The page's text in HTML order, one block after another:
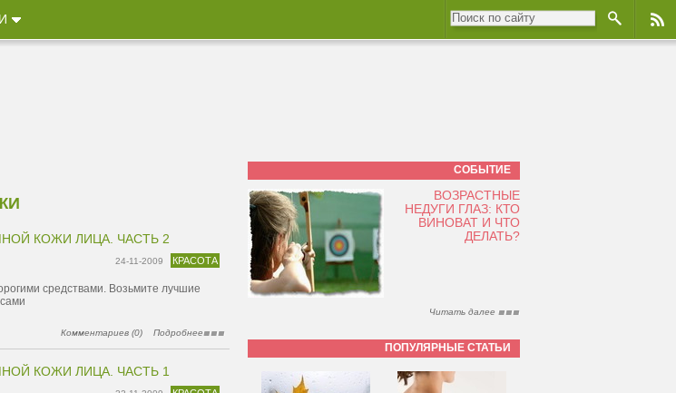
КОЖИ ЛИЦА. ЧАСТЬ 2
КРАСОТА
24-11-2009
средствами. Возьмите лучшие
Комментариев (0) Подробнее
КОЖИ ЛИЦА. ЧАСТЬ 1
СОБЫТИЕ
ВОЗРАСТНЫЕ
НЕДУГИ ГЛАЗ: КТО
ВИНОВАТ И ЧТО
ДЕЛАТЬ?
Читать далее
ПОПУЛЯРНЫЕ СТАТЬИ